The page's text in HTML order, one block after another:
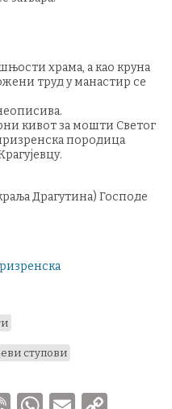
храма, а као круна
труд у манастир се
кивот за мошти Светог
породица
Драгутина) Господе
ступови